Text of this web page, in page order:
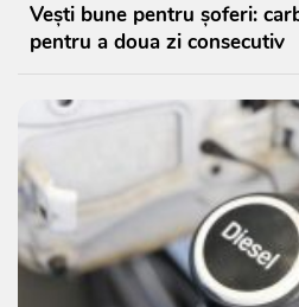
Vești bune pentru șoferi:
pentru a doua zi consecutiv